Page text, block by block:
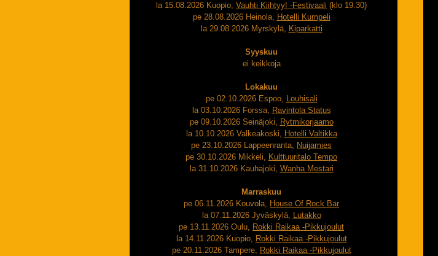
la 15.08.2026 Kuopio, Vauhti Kiihtyy! -Festivaali (klo 19.30)
pe 28.08.2026 Heinola, Hotelli Kumpeli
la 29.08.2026 Myrskylä, Kiparkatti
Syyskuu
ei keikkoja
Lokakuu
pe 02.10.2026 Espoo, Louhisali
la 03.10.2026 Forssa, Ravintola Status
pe 09.10.2026 Seinäjoki, Rytmikorjaamo
la 10.10.2026 Valkeakoski, Hotelli Valtikka
pe 23.10.2026 Lappeenranta, Nuijamies
pe 30.10.2026 Mikkeli, Kulttuuritalo Tempo
la 31.10.2026 Kauhajoki, Wanha Mestari
Marraskuu
pe 06.11.2026 Kouvola, House Of Rock Bar
la 07.11.2026 Jyväskylä, Lutakko
pe 13.11.2026 Oulu, Rokki Raikaa -Pikkujoulut
la 14.11.2026 Kuopio, Rokki Raikaa -Pikkujoulut
pe 20.11.2026 Tampere, Rokki Raikaa -Pikkujoulut